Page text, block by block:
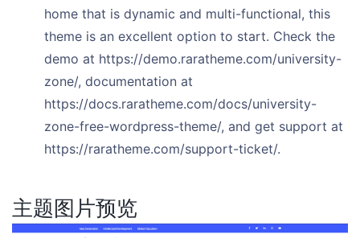
home that is dynamic and multi-functional, this
theme is an excellent option to start. Check the
demo at https://demo.raratheme.com/university-
zone/, documentation at
https://docs.raratheme.com/docs/university-
zone-free-wordpress-theme/, and get support at
https://raratheme.com/support-ticket/.
主题图片预览